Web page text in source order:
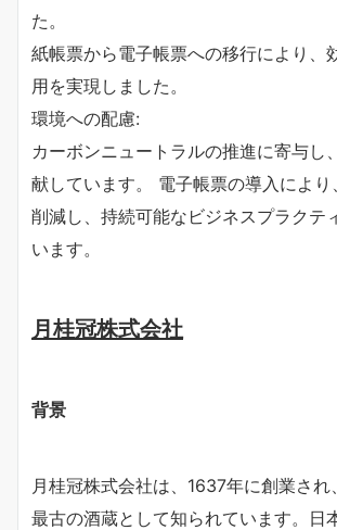
た。
紙帳票から電子帳票への移行により、
用を実現しました。
環境への配慮:
カーボンニュートラルの推進に寄与し
献しています。 電子帳票の導入により
削減し、持続可能なビジネスプラクテ
います。
月桂冠株式会社
背景
月桂冠株式会社は、1637年に創業さ
最古の酒蔵として知られています。日